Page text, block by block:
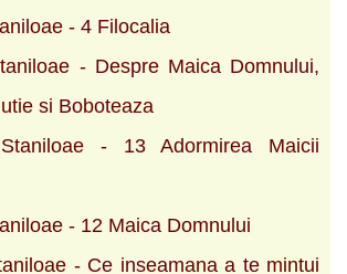
- 4 Filocalia
- Despre Maica Domnului,
si Boboteaza
- 13 Adormirea Maicii
- 12 Maica Domnului
- Ce inseamana a te mintui